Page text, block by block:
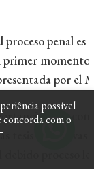
penal es
momento
por el
de la
tesis
debido proceso
possível
concorda com o